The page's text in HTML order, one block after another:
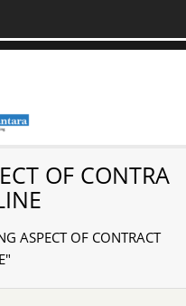
Pelatihan
–
Training
di Indonesia
OF CONTRA
ASPECT OF CONTRACT